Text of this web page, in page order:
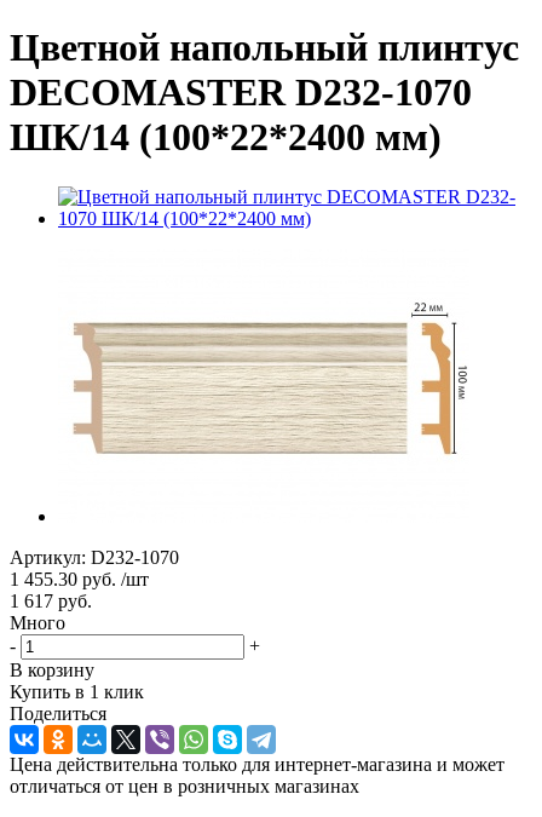
Цветной напольный плинтус
DECOMASTER D232-1070
ШК/14 (100*22*2400 мм)
Артикул: D232-1070
1 455.30 руб. /шт
1 617 руб.
Много
-
+
корзину
Купить в 1 клик
Поделиться
Цена действительна только для интернет-магазина и может
отличаться от цен в розничных магазинах